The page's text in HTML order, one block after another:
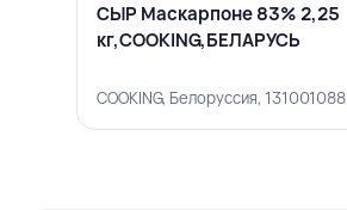
СЫР Маскарпоне 83% 2,25
кг,COOKING,БЕЛАРУСЬ
COOKING, Белоруссия, 131001088